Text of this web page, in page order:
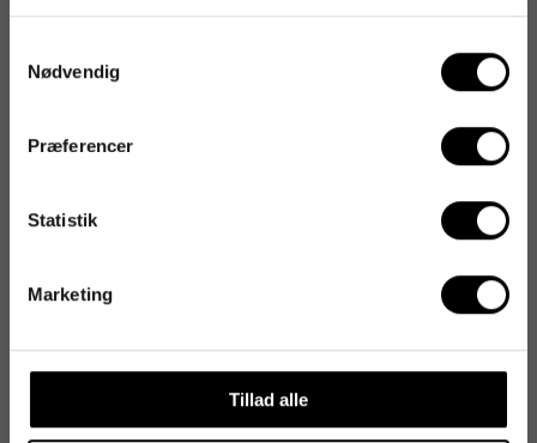
Nødvendig
Præferencer
Statistik
Marketing
Tillad alle
BNT er et nordisk brand med fokus på funktionelle kontor-
EAN: 7392265515386